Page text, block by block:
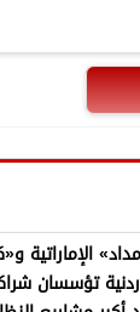
الإماراتية
تؤسسان